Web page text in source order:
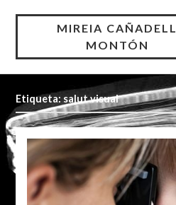
MIREIA CAÑADELL
MONTÓN
Etiqueta: salut visual